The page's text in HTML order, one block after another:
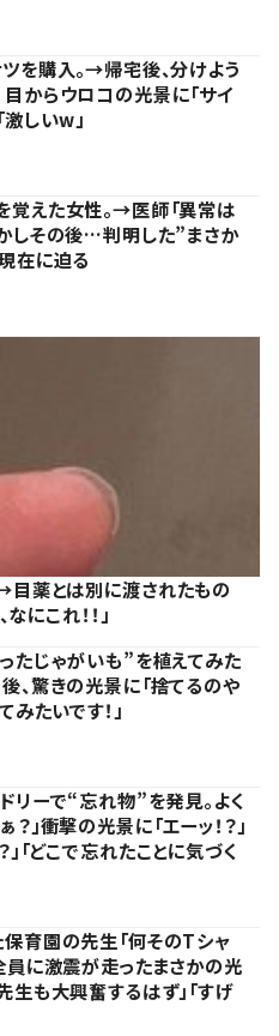
を購入。→帰宅後、分けよう
らウロコの光景に「サイ
しいw」
覚えた女性。→医師「異常は
しその後…判明した”まさか
在に迫る
目薬とは別に渡されたもの
にこれ！！」
たじゃがいも”を植えてみた
驚きの光景に「捨てるのや
みたいです！」
リーで“忘れ物”を発見。よく
」衝撃の光景に「エーッ！？」
」「どこで忘れたことに気づく
育園の先生「何そのTシャ
員に激震が走ったまさかの光
生も大興奮するはず」「すげ